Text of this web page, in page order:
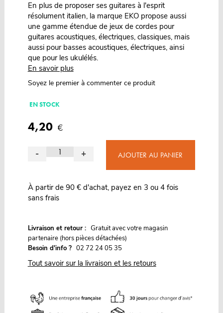
En plus de proposer ses guitares à l'esprit
résolument italien, la marque EKO propose aussi
une gamme étendue de jeux de cordes pour
guitares acoustiques, électriques, classiques, mais
aussi pour basses acoustiques, électriques, ainsi
que pour les ukulélés.
En savoir plus
Soyez le premier à commenter ce produit
EN STOCK
4,20 €
- + AJOUTER AU PANIER
À partir de 90 € d'achat, payez en 3 ou 4 fois
sans frais
Livraison et retour : Gratuit avec votre magasin
partenaire (hors pièces détachées)
Besoin d'info ? 02 72 24 05 35
Tout savoir sur la livraison et les retours